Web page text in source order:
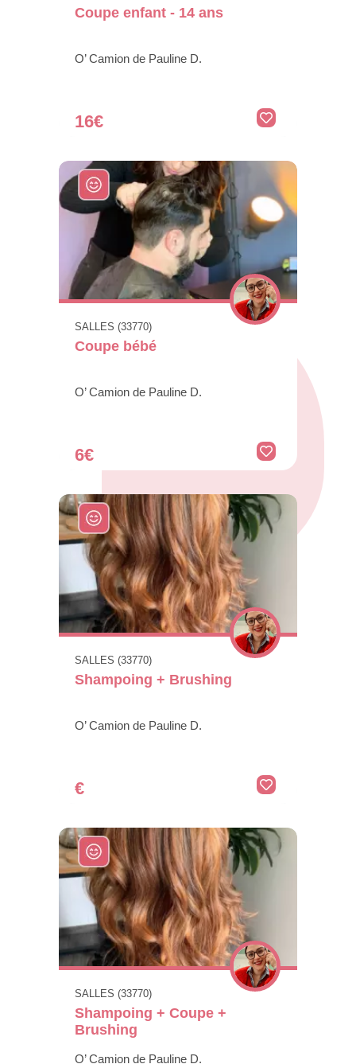
Coupe enfant - 14 ans
O’ Camion de Pauline D.
16€
SALLES (33770)
Coupe bébé
O’ Camion de Pauline D.
6€
SALLES (33770)
Shampoing + Brushing
O’ Camion de Pauline D.
€
SALLES (33770)
Shampoing + Coupe +
Brushing
O’ Camion de Pauline D.